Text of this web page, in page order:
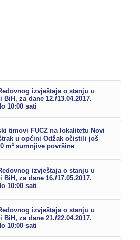
izvještaja o stanju u
BiH, za dane 12./13.04.2017.
10:00 sati
timovi FUCZ na lokalitetu Novi
u općini Odžak očistili još
m² sumnjive površine
izvještaja o stanju u
BiH, za dane 16./17.05.2017.
10:00 sati
izvještaja o stanju u
BiH, za dane 21./22.04.2017.
10:00 sati